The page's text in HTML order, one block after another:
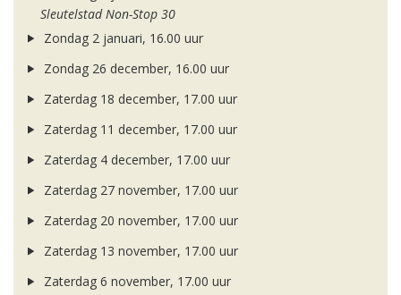
Sleutelstad Non-Stop 30
Zondag 2 januari, 16.00 uur
Zondag 26 december, 16.00 uur
Zaterdag 18 december, 17.00 uur
Zaterdag 11 december, 17.00 uur
Zaterdag 4 december, 17.00 uur
Zaterdag 27 november, 17.00 uur
Zaterdag 20 november, 17.00 uur
Zaterdag 13 november, 17.00 uur
Zaterdag 6 november, 17.00 uur